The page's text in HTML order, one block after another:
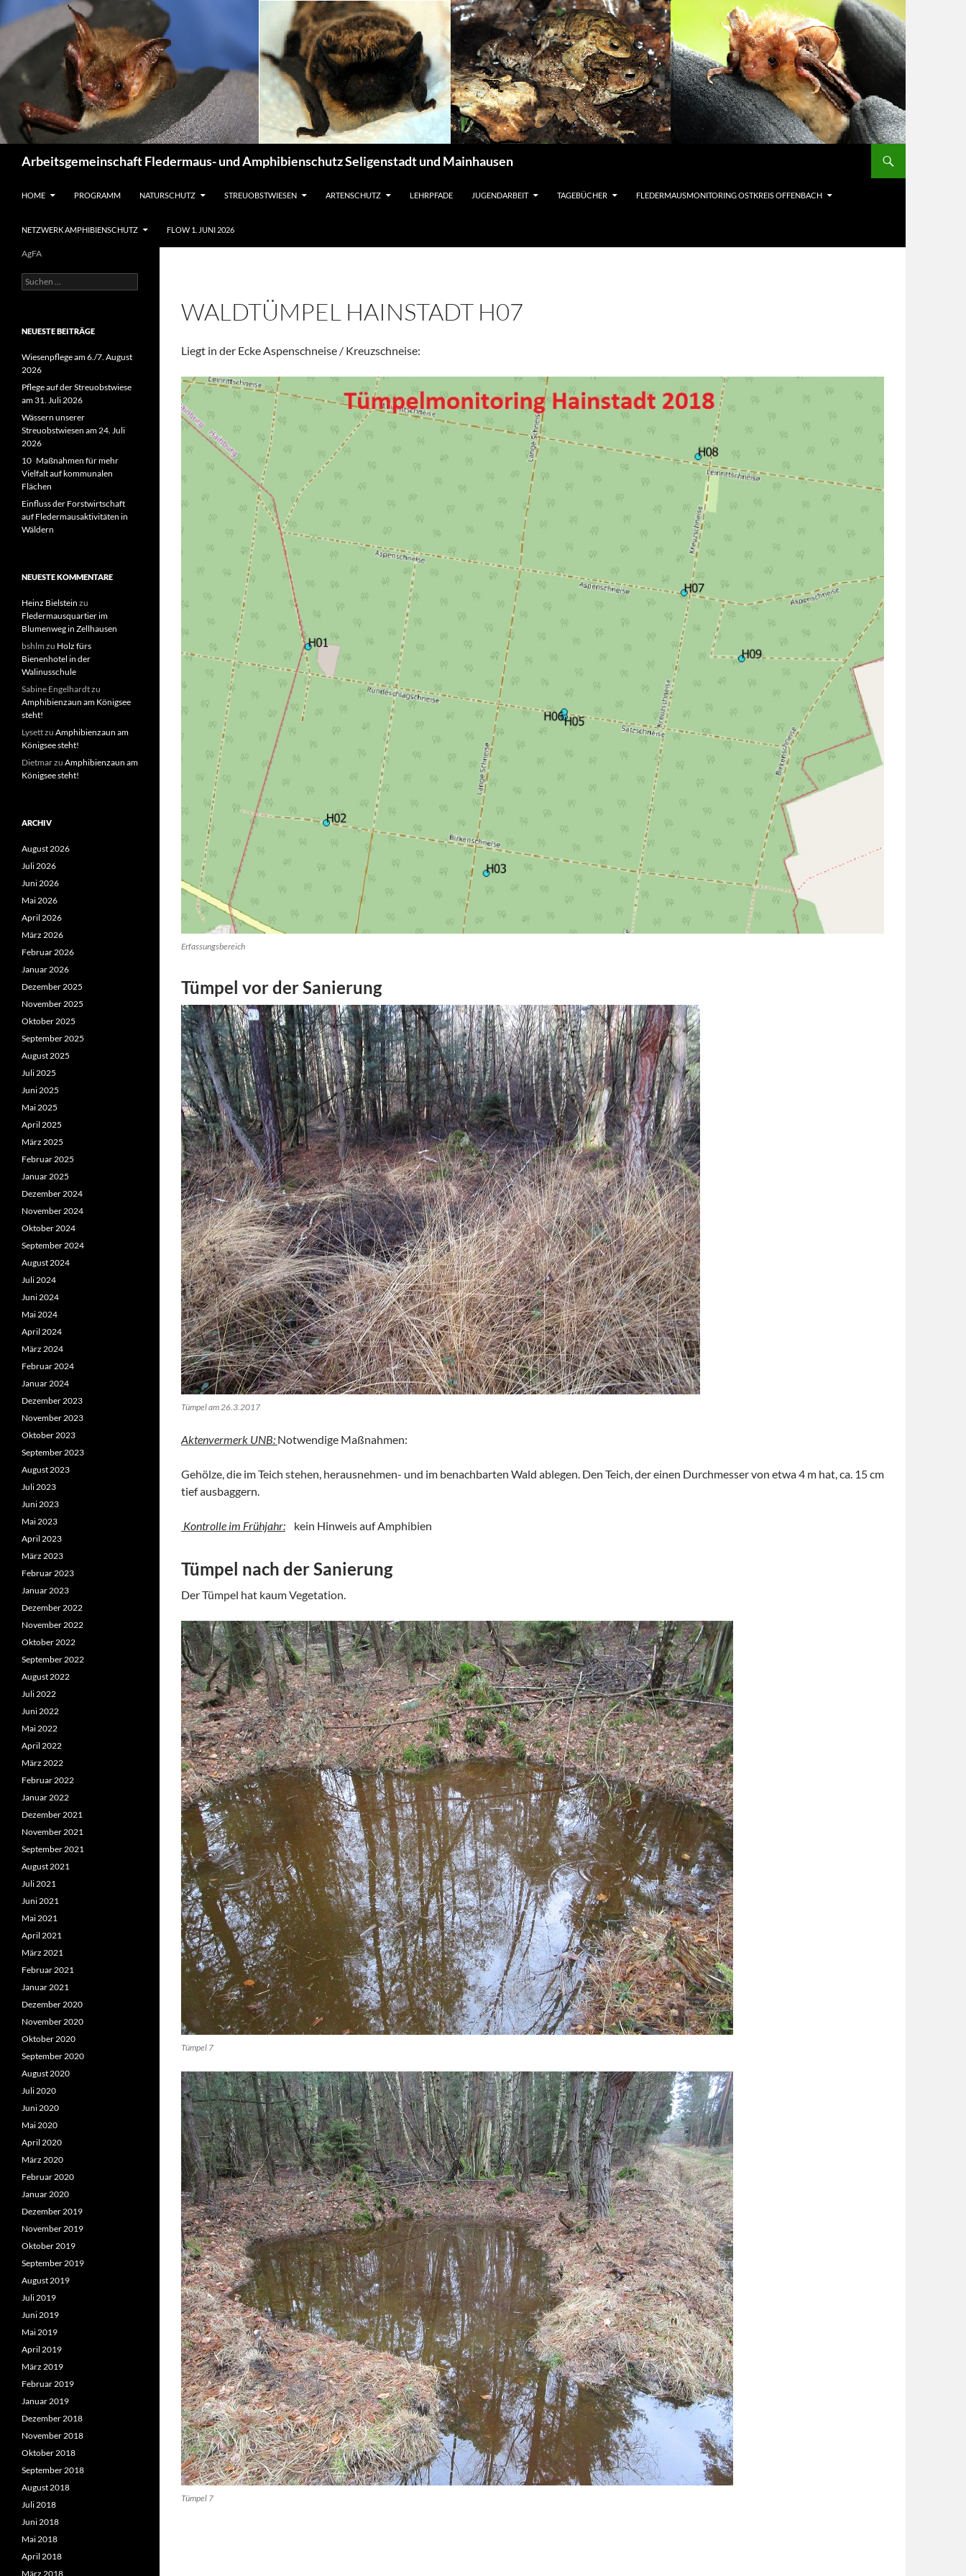
Arbeitsgemeinschaft Fledermaus- und Amphibienschutz Seligenstadt und Mainhausen
HOME
PROGRAMM NATURSCHUTZ STREUOBSTWIESEN ARTENSCHUTZ LEHRPFADE JUGENDARBEIT TAGEBÜCHER FLEDERMAUSMONITORING OSTKREIS OFFENBACH
NETZWERK AMPHIBIENSCHUTZ FLOW 1. JUNI 2026
WALDTÜMPEL HAINSTADT H07
Liegt in der Ecke Aspenschneise / Kreuzschneise:
Erfassungsbereich
Tümpel vor der Sanierung
Tümpel am 26.3.2017
Aktenvermerk UNB: Notwendige Maßnahmen:
Gehölze, die im Teich stehen, herausnehmen- und im benachbarten Wald ablegen. Den Teich, der einen Durchmesser von etwa 4 m hat, ca. 15 cm
tief ausbaggern.
Kontrolle im Frühjahr: kein Hinweis auf Amphibien
Tümpel nach der Sanierung
Der Tümpel hat kaum Vegetation.
Tümpel 7
Tümpel 7
AgFA
Suchen
nach:
NEUESTE BEITRÄGE
Wiesenpflege am 6./7. August
2026
Pflege auf der Streuobstwiese
am 31. Juli 2026
Wässern unserer
Streuobstwiesen am 24. Juli
2026
10 Maßnahmen für mehr
Vielfalt auf kommunalen
Flächen
Einfluss der Forstwirtschaft
auf Fledermausaktivitäten in
Wäldern
NEUESTE KOMMENTARE
Heinz Bielstein zu
Fledermausquartier im
Blumenweg in Zellhausen
bshlm zu Holz fürs
Bienenhotel in der
Walinusschule
Sabine Engelhardtzu
Amphibienzaun am Königsee
steht!
Lysettzu Amphibienzaun am
Königsee steht!
Dietmarzu Amphibienzaun am
Königsee steht!
ARCHIV
August 2026
Juli 2026
Juni 2026
Mai 2026
April 2026
März 2026
Februar 2026
Januar 2026
Dezember 2025
November 2025
Oktober 2025
September 2025
August 2025
Juli 2025
Juni 2025
Mai 2025
April 2025
März 2025
Februar 2025
Januar 2025
Dezember 2024
November 2024
Oktober 2024
September 2024
August 2024
Juli 2024
Juni 2024
Mai 2024
April 2024
März 2024
Februar 2024
Januar 2024
Dezember 2023
November 2023
Oktober 2023
September 2023
August 2023
Juli 2023
Juni 2023
Mai 2023
April 2023
März 2023
Februar 2023
Januar 2023
Dezember 2022
November 2022
Oktober 2022
September 2022
August 2022
Juli 2022
Juni 2022
Mai 2022
April 2022
März 2022
Februar 2022
Januar 2022
Dezember 2021
November 2021
September 2021
August 2021
Juli 2021
Juni 2021
Mai 2021
April 2021
März 2021
Februar 2021
Januar 2021
Dezember 2020
November 2020
Oktober 2020
September 2020
August 2020
Juli 2020
Juni 2020
Mai 2020
April 2020
März 2020
Februar 2020
Januar 2020
Dezember 2019
November 2019
Oktober 2019
September 2019
August 2019
Juli 2019
Juni 2019
Mai 2019
April 2019
März 2019
Februar 2019
Januar 2019
Dezember 2018
November 2018
Oktober 2018
September 2018
August 2018
Juli 2018
Juni 2018
Mai 2018
April 2018
März 2018